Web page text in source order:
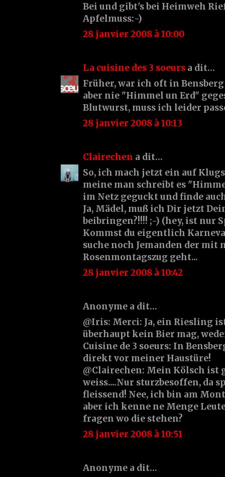
Bei und gibt's bei Heimweh
Apfelmuss:-)
28 janvier 2008 à 10:00
La cuisine des 3 soeurs a dit…
Früher, war ich oft in
aber nie "Himmel un Erd"
Blutwurst, muss ich leider
28 janvier 2008 à 10:13
Clairechen a dit…
So, ich mach jetzt ein auf
meine man schreibt es
im Netz geguckt und finde
Ja, Mädel, muß ich Dir jetzt
beibringen?!!!! ;-) (hey, ist nur
Kommst du eigentlich
suche noch Jemanden der mit
Rosenmontagszug geht...
28 janvier 2008 à 10:42
Anonyme a dit…
@Iris: Merci: Ja, ein Riesling
überhaupt kein Bier mag,
Cuisine de 3 soeurs: In
direkt vor meiner Haustüre!
@Clairechen: Mein Kölsch ist
weiss....Nur sturzbesoffen, da
fleissend! Nee, ich bin am
aber ich kenne ne Menge
fragen wo die stehen?
28 janvier 2008 à 10:51
Anonyme a dit…